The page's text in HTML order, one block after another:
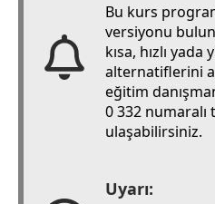
Bu kurs
versiyonu
kısa, hızlı
alternatiflerini
eğitim
0 332
ulaşabilirsiniz.
Uyarı: